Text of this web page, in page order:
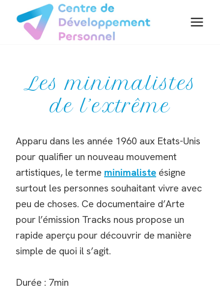
contenu
Les minimalistes
de l’extrême
Apparu dans les année 1960 aux Etats-Unis
pour qualifier un nouveau mouvement
artistiques, le terme minimaliste ésigne
surtout les personnes souhaitant vivre avec
peu de choses. Ce documentaire d’Arte
pour l’émission Tracks nous propose un
rapide aperçu pour découvrir de manière
simple de quoi il s’agit.
Durée : 7min